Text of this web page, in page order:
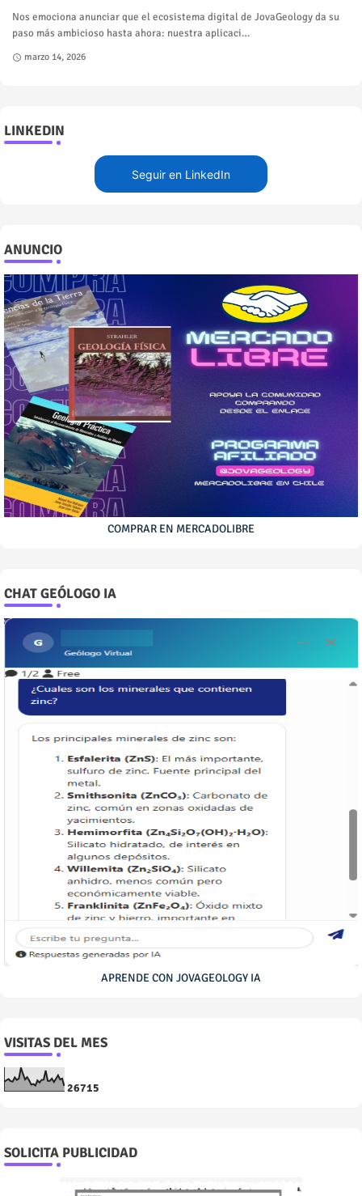
Nos emociona anunciar que el ecosistema digital de JovaGeology da su
paso más ambicioso hasta ahora: nuestra aplicaci…
marzo 14, 2026
LINKEDIN
Seguir en LinkedIn
ANUNCIO
COMPRAR EN MERCADOLIBRE
CHAT GEÓLOGO IA
APRENDE CON JOVAGEOLOGY IA
VISITAS DEL MES
26715
SOLICITA PUBLICIDAD